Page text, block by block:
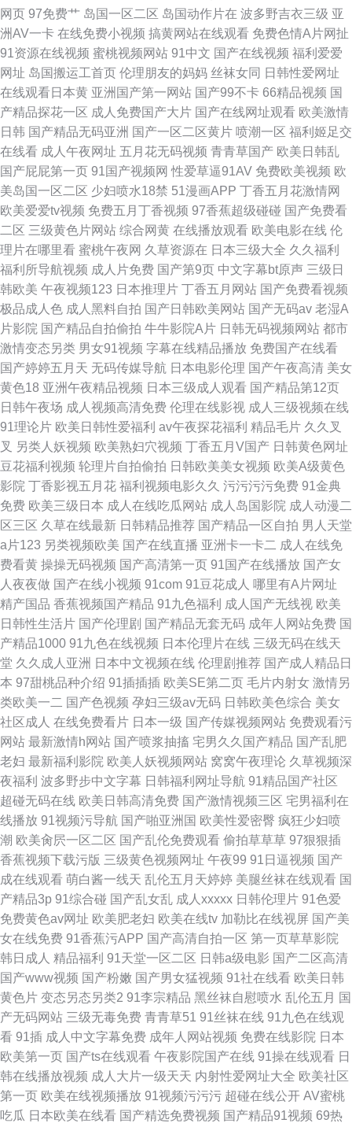
网页 97免费艹 岛国一区二区 岛国动作片在 波多野吉衣三级 亚
洲AV一卡 在线免费小视频 搞黄网站在线观看 免费色情A片网扯
91资源在线视频 蜜桃视频网站 91中文 国产在线视频 福利爱爱
网址 岛国搬运工首页 伦理朋友的妈妈 丝袜女同 日韩性爱网址
在线观看日本黄 亚洲国产第一网站 国产99不卡 66精品视频 国
产精品探花一区 成人免费国产大片 国产在线网址观看 欧美激情
日韩 国产精品无码亚洲 国产一区二区黄片 喷潮一区 福利姬足交
在线看 成人午夜网址 五月花无码视频 青青草国产 欧美日韩乱
国产屁屁第一页 91国产视频网 性爱草逼91AV 免费欧美视频 欧
美岛国一区二区 少妇喷水18禁 51漫画APP 丁香五月花激情网
欧美爱爱tv视频 免费五月丁香视频 97香蕉超级碰碰 国产免费看
二区 三级黄色片网站 综合网黄 在线播放观看 欧美电影在线 伦
理片在哪里看 蜜桃午夜网 久草资源在 日本三级大全 久久福利
福利所导航视频 成人片免费 国产第9页 中文字幕bt原声 三级日
韩欧美 午夜视频123 日本推理片 丁香五月网站 国产免费看视频
极品成人色 成人黑料自拍 国产日韩欧美网站 国产无码av 老湿A
片影院 国产精品自拍偷拍 牛牛影院A片 日韩无码视频网站 都市
激情变态另类 男女91视频 字幕在线精品播放 免费国产在线看
国产婷婷五月天 无码传媒导航 日本电影伦理 国产午夜高清 美女
黄色18 亚洲午夜精品视频 日本三级成人观看 国产精品第12页
日韩午夜场 成人视频高清免费 伦理在线影视 成人三级视频在线
91理论片 欧美日韩性爱福利 av午夜探花福利 精品毛片 久久叉
叉 另类人妖视频 欧美熟妇穴视频 丁香五月V国产 日韩黄色网址
豆花福利视频 轮理片自拍偷拍 日韩欧美美女视频 欧美A级黄色
影院 丁香影视五月花 福利视频电影久久 污污污污免费 91金典
免费 欧美三级日本 成人在线吃瓜网站 成人岛国影院 成人动漫二
区三区 久草在线最新 日韩精品推荐 国产精品一区自拍 男人天堂
a片123 另类视频欧美 国产在线直播 亚洲卡一卡二 成人在线免
费看黄 操操无码视频 国产高清第一页 91国产在线播放 国产女
人夜夜做 国产在线小视频 91com 91豆花成人 哪里有A片网址
精产国品 香蕉视频国产精品 91九色福利 成人国产无线视 欧美
日韩性生活片 国产伦理剧 国产精品无套无码 成年人网站免费 国
产精品1000 91九色在线视频 日本伦理片在线 三级无码在线天
堂 久久成人亚洲 日本中文视频在线 伦理剧推荐 国产成人精品日
本 97甜桃品种介绍 91插插插 欧美SE第二页 毛片内射女 激情另
类欧美一二 国产色视频 孕妇三级av无码 日韩欧美色综合 美女
社区成人 在线免费看片 日本一级 国产传媒视频网站 免费观看污
网站 最新激情h网站 国产喷浆抽搐 宅男久久国产精品 国产乱肥
老妇 最新福利影院 欧美人妖视频网站 窝窝午夜理论 久草视频深
夜福利 波多野步中文字幕 日韩福利网址导航 91精品国产社区
超碰无码在线 欧美日韩高清免费 国产激情视频三区 宅男福利在
线播放 91视频污导航 国产啪亚洲国 欧美性爱密臀 疯狂少妇喷
潮 欧美肏屄一区二区 国产乱伦免费观看 偷拍草草草 97狠狠插
香蕉视频下载污版 三级黄色视频网址 午夜99 91日逼视频 国产
成在线观看 萌白酱一线天 乱伦五月天婷婷 美腿丝袜在线观看 国
产精品3p 91综合碰 国产乱女乱 成人xxxxx 日韩伦理片 91色爱
免费黄色av网址 欧美肥老妇 欧美在线tv 加勒比在线视屏 国产美
女在线免费 91香蕉污APP 国产高清自拍一区 第一页草草影院
韩日成人 精品福利 91天堂一区二区 日韩a级电影 国产二区高清
国产www视频 国产粉嫩 国产男女猛视频 91社在线看 欧美日韩
黄色片 变态另态另类2 91李宗精品 黑丝袜自慰喷水 乱伦五月 国
产无码网站 三级无毒免费 青青草51 91丝袜在线 91九色在线观
看 91插 成人中文字幕免费 成年人网站视频 免费在线影院 日本
欧美第一页 国产ts在线观看 午夜影院国产在线 91操在线观看 日
韩在线播放视频 成人大片一级天天 内射性爱网址大全 欧美社区
第一页 欧美在线视频播放 91视频污污污 超碰在线公开 AV蜜桃
吃瓜 日本欧美在线看 国产精选免费视频 国产精品91视频 69热